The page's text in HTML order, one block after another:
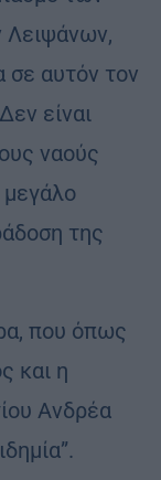
Λειψάνων,
σε αυτόν τον
είναι
ναούς
μεγάλο
της
που όπως
και η
Ανδρέα